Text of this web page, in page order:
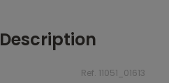
Description
Ref. 11051_01613